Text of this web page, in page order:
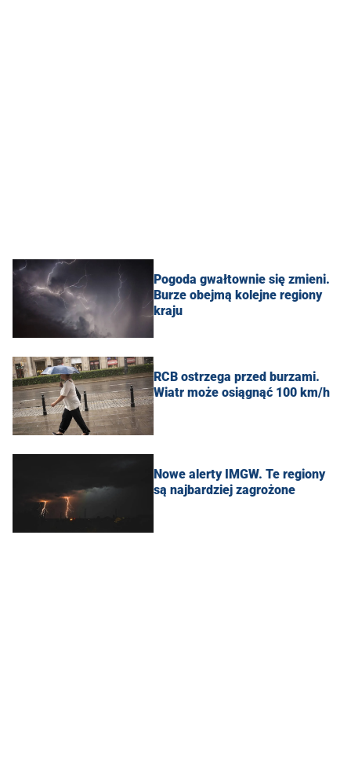
Pogoda gwałtownie się zmieni.
Burze obejmą kolejne regiony
kraju
RCB ostrzega przed burzami.
Wiatr może osiągnąć 100 km/h
Nowe alerty IMGW. Te regiony
są najbardziej zagrożone